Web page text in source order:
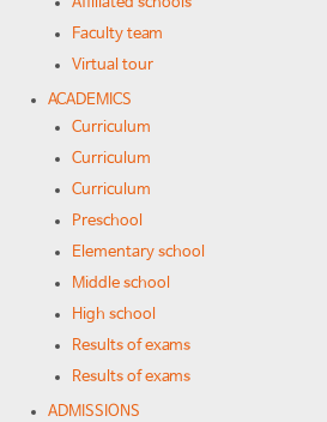
Faculty team
Virtual tour
ACADEMICS
Curriculum
Curriculum
Curriculum
Preschool
Elementary school
Middle school
High school
Results of exams
Results of exams
ADMISSIONS